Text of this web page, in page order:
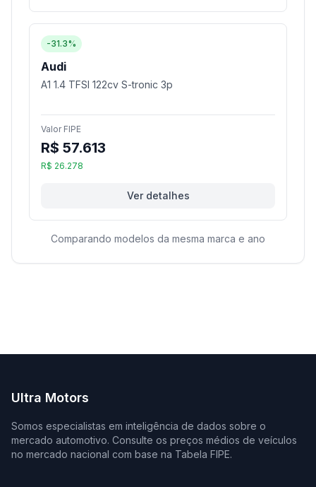
-31.3%
Audi
A1 1.4 TFSI 122cv S-tronic 3p
Valor FIPE
R$ 57.613
R$ 26.278
Ver detalhes
Comparando modelos da mesma marca e ano
Ultra Motors
Somos especialistas em inteligência de dados sobre o
mercado automotivo. Consulte os preços médios de veículos
no mercado nacional com base na Tabela FIPE.